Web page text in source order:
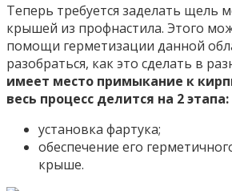
Теперь требуется заделать щель
крышей из профнастила. Этого
помощи герметизации данной
разобраться, как это сделать в
имеет место примыкание к
весь процесс делится на 2 этапа:
установка фартука;
обеспечение его
крыше.